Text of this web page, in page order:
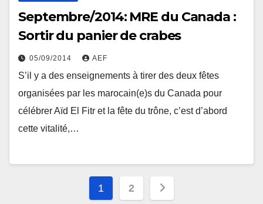
Septembre/2014: MRE du Canada :
Sortir du panier de crabes
05/09/2014 AEF
S’il y a des enseignements à tirer des deux fêtes
organisées par les marocain(e)s du Canada pour
célébrer Aïd El Fitr et la fête du trône, c’est d’abord
cette vitalité,…
Pagination
1 2